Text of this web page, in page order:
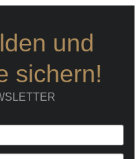
und
sichern!